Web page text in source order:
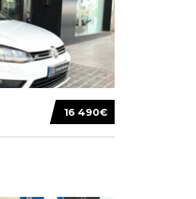
16 490€